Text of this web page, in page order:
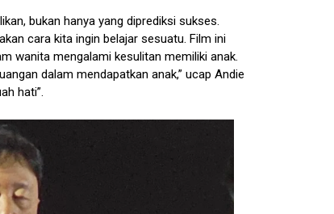
bukan hanya yang diprediksi sukses.
cara kita ingin belajar sesuatu. Film ini
wanita mengalami kesulitan memiliki anak.
dalam mendapatkan anak,” ucap Andie
hati”.